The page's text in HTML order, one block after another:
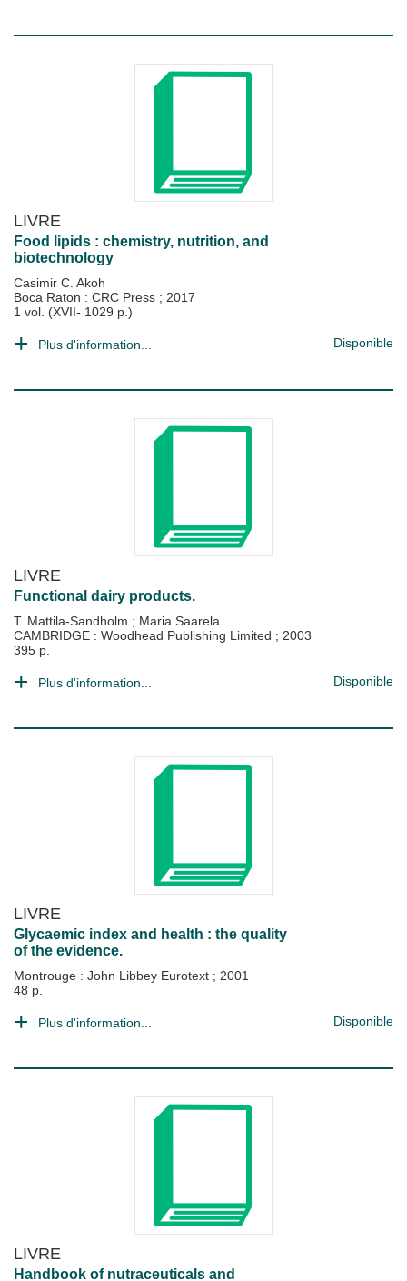
LIVRE
Food lipids : chemistry, nutrition, and
biotechnology
Casimir C. Akoh
Boca Raton : CRC Press ; 2017
1 vol. (XVII- 1029 p.)
Plus d'information... Disponible
LIVRE
Functional dairy products.
T. Mattila-Sandholm ; Maria Saarela
CAMBRIDGE : Woodhead Publishing Limited ; 2003
395 p.
Plus d'information... Disponible
LIVRE
Glycaemic index and health : the quality
of the evidence.
Montrouge : John Libbey Eurotext ; 2001
48 p.
Plus d'information... Disponible
LIVRE
Handbook of nutraceuticals and